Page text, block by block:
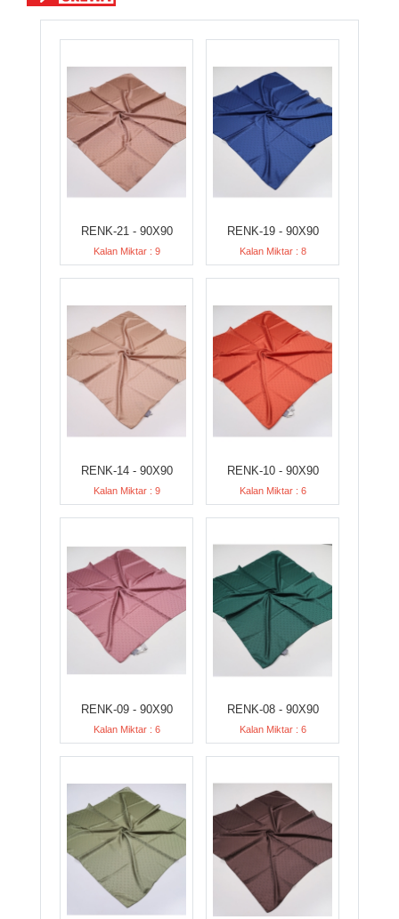
RENK-21 - 90X90
Kalan Miktar : 9
RENK-19 - 90X90
Kalan Miktar : 8
RENK-14 - 90X90
Kalan Miktar : 9
RENK-10 - 90X90
Kalan Miktar : 6
RENK-09 - 90X90
Kalan Miktar : 6
RENK-08 - 90X90
Kalan Miktar : 6